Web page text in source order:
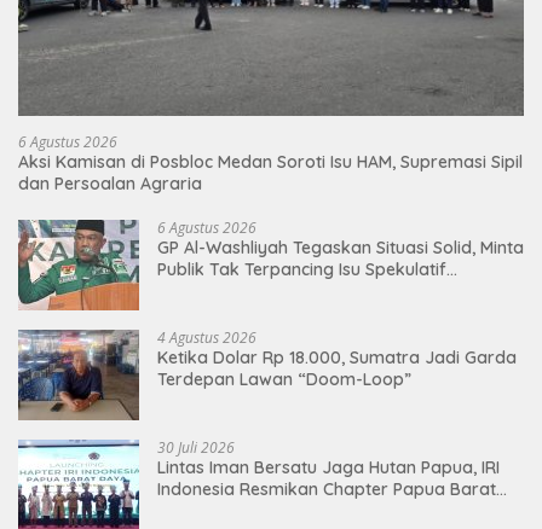
6 Agustus 2026
Aksi Kamisan di Posbloc Medan Soroti Isu HAM, Supremasi Sipil
dan Persoalan Agraria
6 Agustus 2026
GP Al-Washliyah Tegaskan Situasi Solid, Minta
Publik Tak Terpancing Isu Spekulatif
4 Agustus 2026
Ketika Dolar Rp 18.000, Sumatra Jadi Garda
Terdepan Lawan “Doom-Loop”
30 Juli 2026
Lintas Iman Bersatu Jaga Hutan Papua, IRI
Indonesia Resmikan Chapter Papua Barat